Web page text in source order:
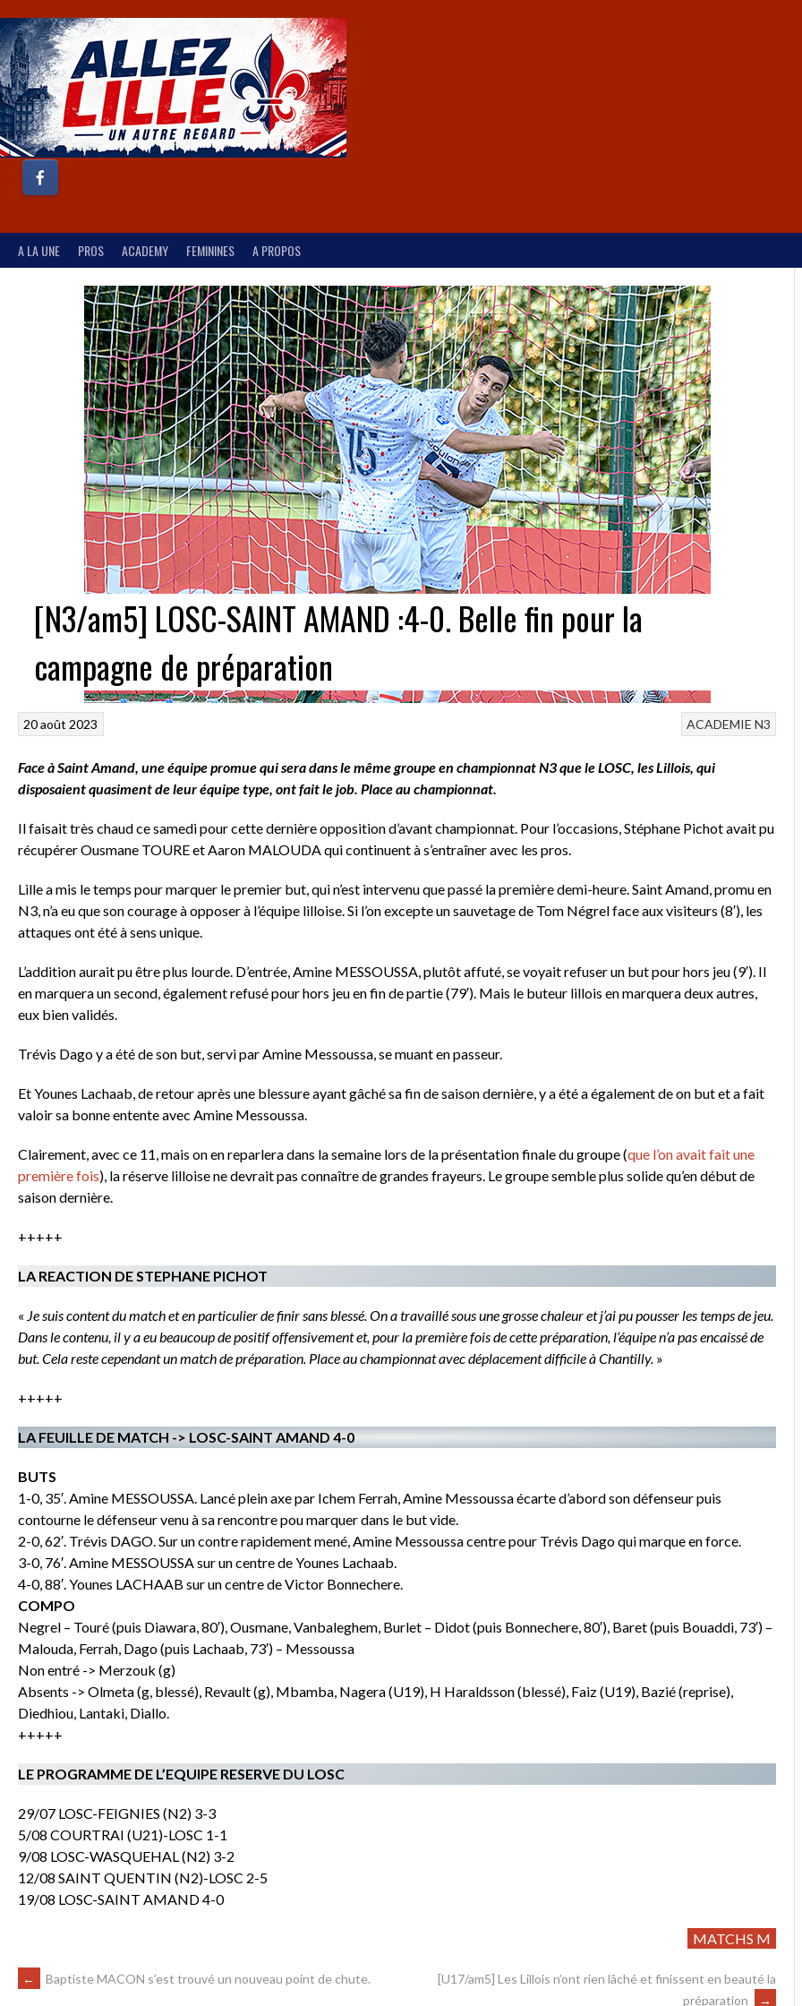
A LA UNE PROS ACADEMY FEMININES A PROPOS
[N3/am5] LOSC-SAINT AMAND :4-0. Belle fin pour la
campagne de préparation
ACADEMIE N3
20 août 2023
Face à Saint Amand, une équipe promue qui sera dans le même groupe en championnat N3 que le LOSC, les Lillois, qui
disposaient quasiment de leur équipe type, ont fait le job. Place au championnat.
Il faisait très chaud ce samedi pour cette dernière opposition d’avant championnat. Pour l’occasions, Stéphane Pichot avait pu
récupérer Ousmane TOURE et Aaron MALOUDA qui continuent à s’entraîner avec les pros.
Lille a mis le temps pour marquer le premier but, qui n’est intervenu que passé la première demi-heure. Saint Amand, promu en
N3, n’a eu que son courage à opposer à l’équipe lilloise. Si l’on excepte un sauvetage de Tom Négrel face aux visiteurs (8′), les
attaques ont été à sens unique.
L’addition aurait pu être plus lourde. D’entrée, Amine MESSOUSSA, plutôt affuté, se voyait refuser un but pour hors jeu (9′). Il
en marquera un second, également refusé pour hors jeu en fin de partie (79′). Mais le buteur lillois en marquera deux autres,
eux bien validés.
Trévis Dago y a été de son but, servi par Amine Messoussa, se muant en passeur.
Et Younes Lachaab, de retour après une blessure ayant gâché sa fin de saison dernière, y a été a également de on but et a fait
valoir sa bonne entente avec Amine Messoussa.
Clairement, avec ce 11, mais on en reparlera dans la semaine lors de la présentation finale du groupe (que l’on avait fait une
première fois), la réserve lilloise ne devrait pas connaître de grandes frayeurs. Le groupe semble plus solide qu’en début de
saison dernière.
+++++
LA REACTION DE STEPHANE PICHOT
« Je suis content du match et en particulier de finir sans blessé. On a travaillé sous une grosse chaleur et j’ai pu pousser les temps de jeu.
Dans le contenu, il y a eu beaucoup de positif offensivement et, pour la première fois de cette préparation, l’équipe n’a pas encaissé de
but. Cela reste cependant un match de préparation. Place au championnat avec déplacement difficile à Chantilly. »
+++++
LA FEUILLE DE MATCH -> LOSC-SAINT AMAND 4-0
BUTS
1-0, 35′. Amine MESSOUSSA. Lancé plein axe par Ichem Ferrah, Amine Messoussa écarte d’abord son défenseur puis
contourne le défenseur venu à sa rencontre pou marquer dans le but vide.
2-0, 62′. Trévis DAGO. Sur un contre rapidement mené, Amine Messoussa centre pour Trévis Dago qui marque en force.
3-0, 76′. Amine MESSOUSSA sur un centre de Younes Lachaab.
4-0, 88′. Younes LACHAAB sur un centre de Victor Bonnechere.
COMPO
Negrel – Touré (puis Diawara, 80′), Ousmane, Vanbaleghem, Burlet – Didot (puis Bonnechere, 80′), Baret (puis Bouaddi, 73′) –
Malouda, Ferrah, Dago (puis Lachaab, 73′) – Messoussa
Non entré -> Merzouk (g)
Absents -> Olmeta (g, blessé), Revault (g), Mbamba, Nagera (U19), H Haraldsson (blessé), Faiz (U19), Bazié (reprise),
Diedhiou, Lantaki, Diallo.
+++++
LE PROGRAMME DE L’EQUIPE RESERVE DU LOSC
29/07 LOSC-FEIGNIES (N2) 3-3
5/08 COURTRAI (U21)-LOSC 1-1
9/08 LOSC-WASQUEHAL (N2) 3-2
12/08 SAINT QUENTIN (N2)-LOSC 2-5
19/08 LOSC-SAINT AMAND 4-0
MATCHS M
← Baptiste MACON s’est trouvé un nouveau point de chute.
[U17/am5] Les Lillois n’ont rien lâché et finissent en beauté la
préparation
→